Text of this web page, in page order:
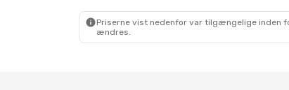
Priserne vist nedenfor var tilgængelige inden
ændres.